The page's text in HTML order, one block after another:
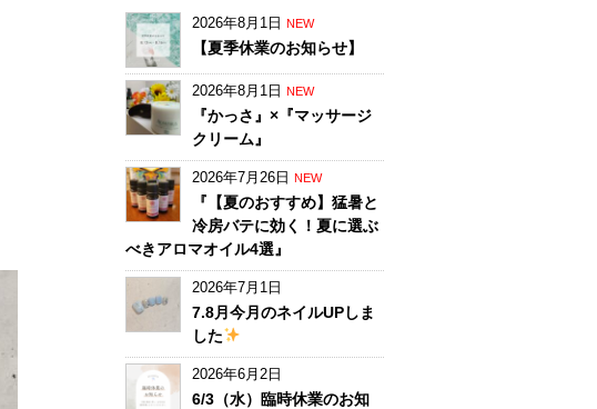
2026年8月1日 NEW
【夏季休業のお知らせ】
2026年8月1日 NEW
『かっさ』×『マッサージ
クリーム』
2026年7月26日 NEW
『【夏のおすすめ】猛暑と
冷房バテに効く！夏に選ぶ
べきアロマオイル4選』
2026年7月1日
7.8月今月のネイルUPしま
した
2026年6月2日
6/3（水）臨時休業のお知